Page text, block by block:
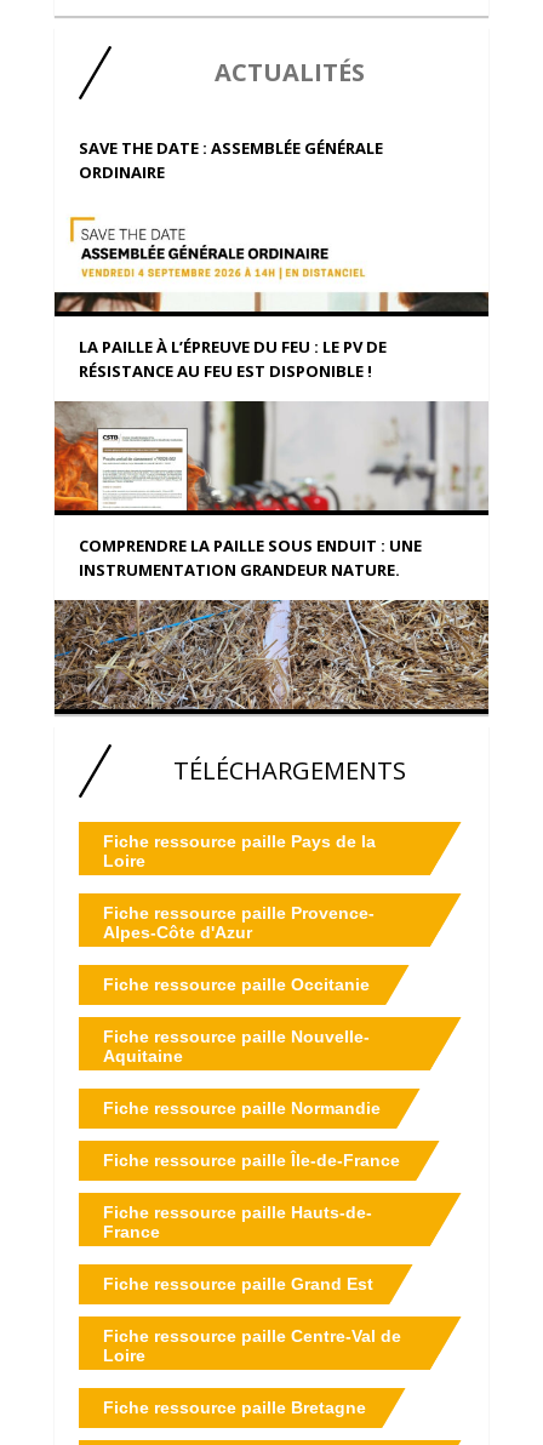
ACTUALITÉS
SAVE THE DATE : ASSEMBLÉE GÉNÉRALE
ORDINAIRE
LA PAILLE À L’ÉPREUVE DU FEU : LE PV DE
RÉSISTANCE AU FEU EST DISPONIBLE !
COMPRENDRE LA PAILLE SOUS ENDUIT : UNE
INSTRUMENTATION GRANDEUR NATURE.
TÉLÉCHARGEMENTS
Fiche ressource paille Pays de la
Loire
Fiche ressource paille Provence-
Alpes-Côte d'Azur
Fiche ressource paille Occitanie
Fiche ressource paille Nouvelle-
Aquitaine
Fiche ressource paille Normandie
Fiche ressource paille Île-de-France
Fiche ressource paille Hauts-de-
France
Fiche ressource paille Grand Est
Fiche ressource paille Centre-Val de
Loire
Fiche ressource paille Bretagne